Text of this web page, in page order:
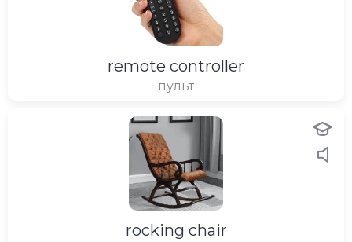
remote controller
пульт
rocking chair